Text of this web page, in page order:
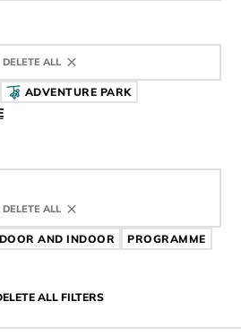
DELETE ALL
ADVENTURE PARK
DELETE ALL
AND INDOOR CÍMKE
PROGRAMME
ALL FILTERS